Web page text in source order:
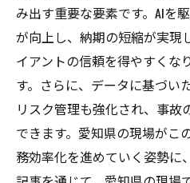
み出す重要な要素です。AIを
が向上し、納期の短縮が実現
イアントの信頼を得やすくな
す。さらに、データに基づい
リスク管理も強化され、事故
できます。愛知県の現場がこ
務効率化を進めていく姿勢に